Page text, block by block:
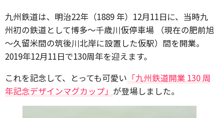
九州鉄道は、明治22年（1889 年）12月11日に、当時九
州初の鉄道として博多～千歳川仮停車場 （現在の肥前旭
～久留米間の筑後川北岸に設置した仮駅）間を開業。
2019年12月11日で130周年を迎えます。
これを記念して、とっても可愛い 「九州鉄道開業 130 周
年記念デザインマグカップ」 が登場しました。